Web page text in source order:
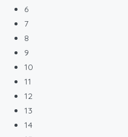
6
7
8
9
10
11
12
13
14